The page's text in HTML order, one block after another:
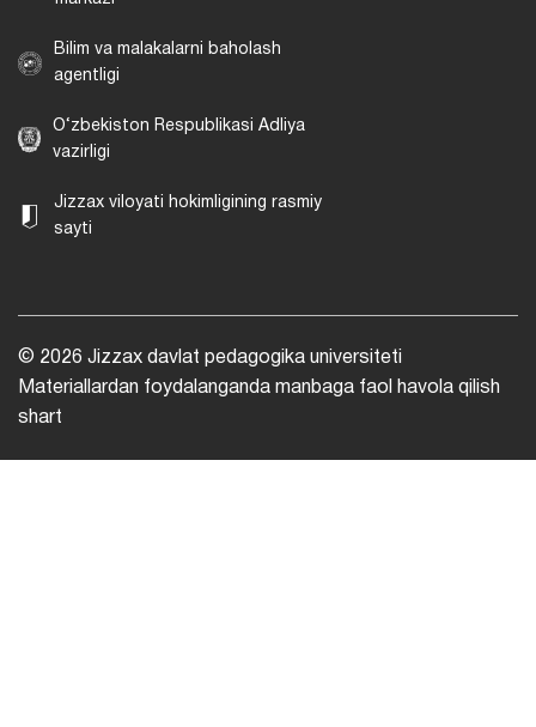
Bilim va malakalarni baholash
agentligi
O‘zbekiston Respublikasi Adliya
vazirligi
Jizzax viloyati hokimligining rasmiy
sayti
© 2026 Jizzax davlat pedagogika universiteti
Materiallardan foydalanganda manbaga faol havola qilish
shart